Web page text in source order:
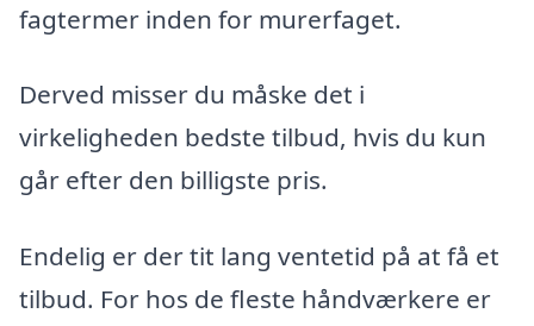
fagtermer inden for murerfaget.
Derved misser du måske det i
virkeligheden bedste tilbud, hvis du kun
går efter den billigste pris.
Endelig er der tit lang ventetid på at få et
tilbud. For hos de fleste håndværkere er